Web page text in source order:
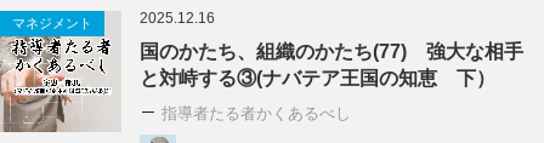
マネジメント 2025.12.16
国のかたち、組織のかたち(77) 強大な相手
と対峙する③(ナバテア王国の知恵 下）
指導者たる者かくあるべし